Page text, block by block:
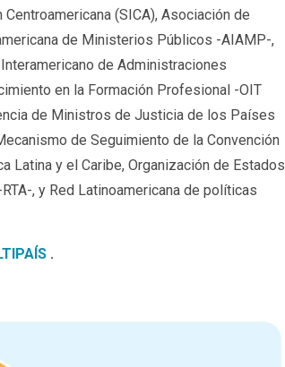
(SICA), Asociación de
de Ministerios Públicos -AIAMP-,
de Administraciones
en la Formación Profesional -OIT
de Ministros de Justicia de los Países
de Seguimiento de la Convención
Latina y el Caribe, Organización de Estados
, y Red Latinoamericana de políticas
.